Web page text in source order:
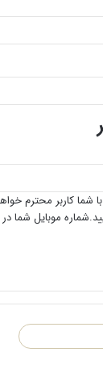
با شما کاربر محترم
موبایل